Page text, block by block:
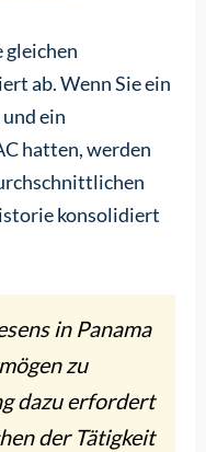
ab. Wenn Sie ein
ein
hatten, werden
konsolidiert
in Panama
zu
dazu erfordert
der Tätigkeit